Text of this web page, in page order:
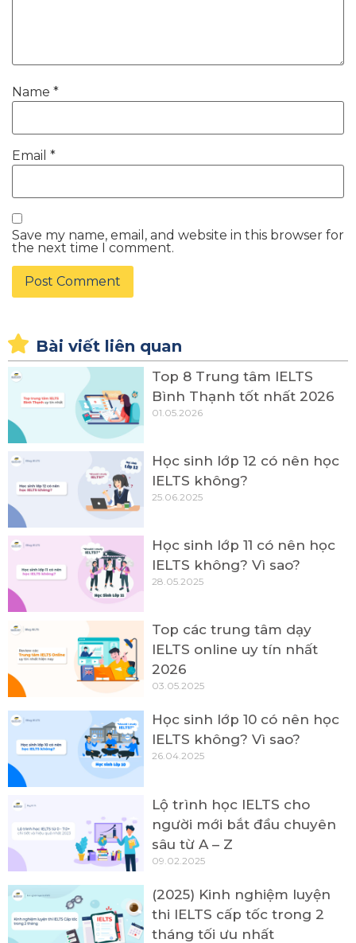
Name *
Email *
Save my name, email, and website in this browser for
the next time I comment.
Bài viết liên quan
Top 8 Trung tâm IELTS
Bình Thạnh tốt nhất 2026
01.05.2026
Học sinh lớp 12 có nên học
IELTS không?
25.06.2025
Học sinh lớp 11 có nên học
IELTS không? Vì sao?
28.05.2025
Top các trung tâm dạy
IELTS online uy tín nhất
2026
03.05.2025
Học sinh lớp 10 có nên học
IELTS không? Vì sao?
26.04.2025
Lộ trình học IELTS cho
người mới bắt đầu chuyên
sâu từ A – Z
09.02.2025
(2025) Kinh nghiệm luyện
thi IELTS cấp tốc trong 2
tháng tối ưu nhất